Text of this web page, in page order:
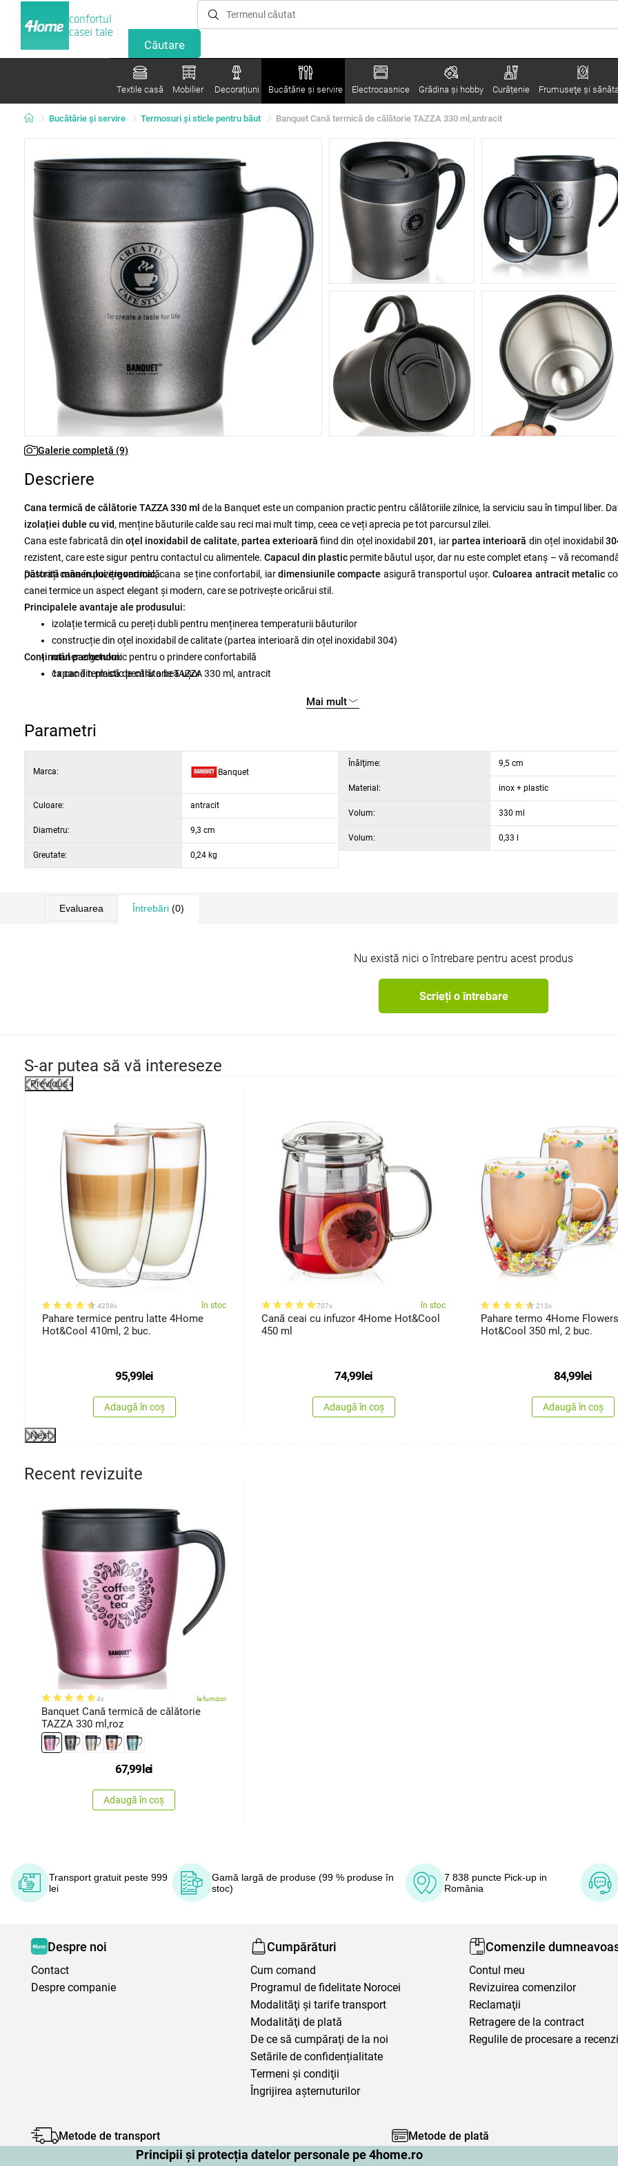
Principii și protecția datelor personale pe 4home.ro
confortul
casei tale
Textile casă Mobilier Decorațiuni Bucătărie și servire Electrocasnice Grădina şi hobby Curățenie Frumuseţe şi
Bucătărie și servire Termosuri şi sticle pentru băut Banquet Cană termică de călătorie TAZZA 330 ml,antracit
Galerie completă (9)
Descriere
Cana termică de călătorie TAZZA 330 ml de la Banquet este un companion practic pentru călătoriile zilnice, la serviciu sau în timpul liber.
izolației duble cu vid, menține băuturile calde sau reci mai mult timp, ceea ce veți aprecia pe tot parcursul zilei.
Cana este fabricată din oțel inoxidabil de calitate, partea exterioară fiind din oțel inoxidabil 201, iarpartea interioară din oțel inoxidabil
rezistent, care este sigur pentru contactul cu alimentele. Capacul din plastic permite băutul ușor, dar nu este complet etanș – vă
păstrați cana în poziție verticală.
Datoritămânerului ergonomic, cana se ține confortabil, iardimensiunile compacte asigură transportul ușor. Culoarea antracit metalic
canei termice un aspect elegant și modern, care se potrivește oricărui stil.
Principalele avantaje ale produsului:
izolație termică cu pereți dubli pentru menținerea temperaturii băuturilor
construcție din oțel inoxidabil de calitate (partea interioară din oțel inoxidabil 304)
mâner ergonomic pentru o prindere confortabilă
capac din plastic pentru a bea ușor
Conținutul pachetului:
1x cană termică de călătorie TAZZA 330 ml, antracit
Mai mult
Parametri
Marca: Banquet
Culoare: antracit
Diametru: 9,3 cm
Greutate: 0,24 kg
Înălţime: 9,5 cm
Material: inox + plastic
Volum: 330 ml
Volum: 0,33 l
Evaluarea Întrebări (0)
Nu există nici o întrebare pentru acest produs
Scrieți o întrebare
S-ar putea să vă intereseze
Previous
4258x în stoc
Pahare termice pentru latte 4Home
Hot&Cool 410ml, 2 buc.
95,99lei
Adaugă în coș
707x în stoc
Cană ceai cu infuzor 4Home Hot&Cool
450 ml
74,99lei
Adaugă în coș
213x
Pahare termo 4Home Flowers
Hot&Cool 350 ml, 2 buc.
84,99lei
Adaugă în coș
Next
Recent revizuite
4x la furnizor
Banquet Cană termică de călătorie
TAZZA 330 ml,roz
67,99lei
Adaugă în coș
Transport gratuit peste 999
lei
Gamă largă de produse (99 % produse în
stoc)
7 838 puncte Pick-up in
România
Despre noi
Contact
Despre companie
Cumpărături
Cum comand
Programul de fidelitate Norocei
Modalităţi şi tarife transport
Modalităţi de plată
De ce să cumpăraţi de la noi
Setările de confidențialitate
Termeni şi condiţii
Îngrijirea așternuturilor
Comenzile
Contul meu
Revizuirea comenzilor
Reclamaţii
Retragere de la contract
Regulile de procesare a
Metode de transport Metode de plată